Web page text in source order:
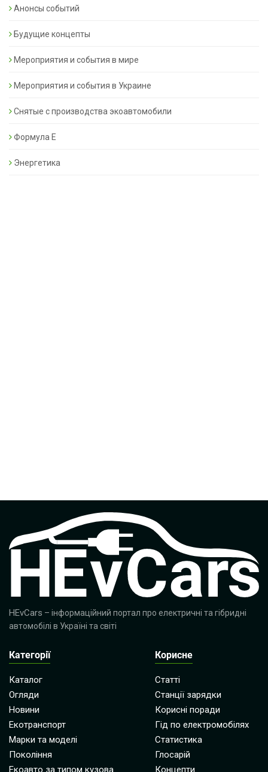
Анонсы событий
Будущие концепты
Мероприятия и события в мире
Мероприятия и события в Украине
Снятые с производства экоавтомобили
Формула Е
Энергетика
HEvCars – інформаційний портал про електричні та гібридні
автомобілі в Україні та світі
Категорії
Каталог
Огляди
Новини
Екотранспорт
Марки та моделі
Покоління
Екоавто за типом кузова
Корисне
Статті
Станції зарядки
Корисні поради
Гід по електромобілях
Статистика
Глосарій
Концепти